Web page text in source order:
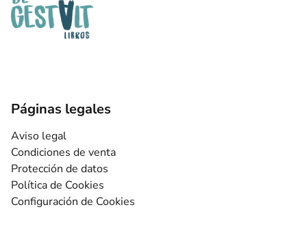
Páginas legales
Aviso legal
Condiciones de venta
Protección de datos
Política de Cookies
Configuración de Cookies